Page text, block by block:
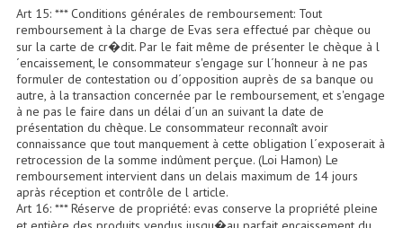
Panneaux, Piste Danse À Leds
Petit Effets Lumineux
Projecteur De Gobo
Projecteur Extérieur Multifaisceaux
Projecteur Led Sur Batterie
Projecteurs À Leds D'extérieurs
Art 15: *** Conditions générales de remboursement: Tout
remboursement à la charge de Evas sera effectué par chèque ou
sur la carte de cr�dit. Par le fait même de présenter le chèque à l
´encaissement, le consommateur s'engage sur l´honneur à ne pas
formuler de contestation ou d´opposition auprès de sa banque ou
autre, à la transaction concernée par le remboursement, et s'engage
à ne pas le faire dans un délai d´un an suivant la date de
présentation du chèque. Le consommateur reconnaît avoir
connaissance que tout manquement à cette obligation l´exposerait à
retrocession de la somme indûment perçue. (Loi Hamon) Le
remboursement intervient dans un delais maximum de 14 jours
apràs réception et contrôle de l article.
Art 16: *** Réserve de propriété: evas conserve la propriété pleine